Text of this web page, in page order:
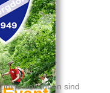
von ihnen sind